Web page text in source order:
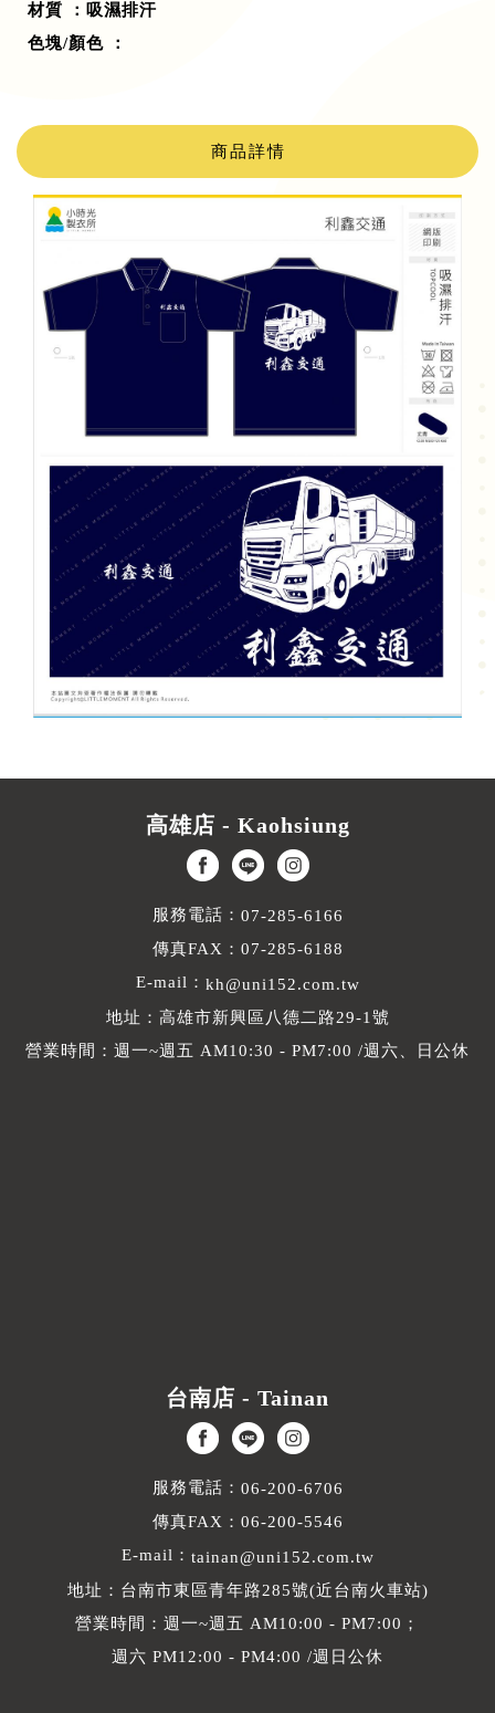
材質 ：吸濕排汗
色塊/顏色 ：
商品詳情
高雄店 - Kaohsiung
服務電話： 07-285-6166
傳真FAX：07-285-6188
E-mail： kh@uni152.com.tw
地址：高雄市新興區八德二路29-1號
營業時間：週一~週五 AM10:30 - PM7:00 /週六、日公休
台南店 - Tainan
服務電話： 06-200-6706
傳真FAX：06-200-5546
E-mail： tainan@uni152.com.tw
地址：台南市東區青年路285號(近台南火車站)
營業時間：週一~週五 AM10:00 - PM7:00；
週六 PM12:00 - PM4:00 /週日公休